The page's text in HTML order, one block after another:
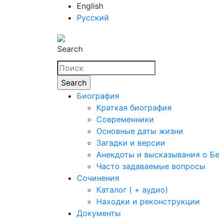
English
Русский
Search
Биография
Краткая биография
Современники
Основные даты жизни
Загадки и версии
Анекдоты и высказывания о
Часто задаваемые вопросы
Сочинения
Каталог ( + аудио)
Находки и реконструкции
Документы